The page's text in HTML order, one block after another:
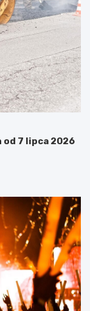
od 7 lipca 2026